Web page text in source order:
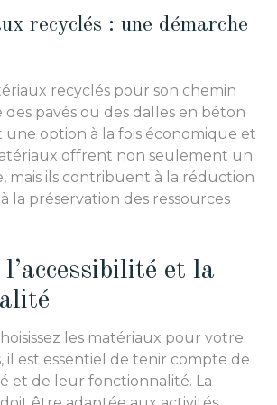
recyclés : une démarche
recyclés pour son chemin
des pavés ou des dalles en béton
une option à la fois économique et
offrent non seulement un
mais ils contribuent à la réduction
la préservation des ressources
et la
les matériaux pour votre
il est essentiel de tenir compte de
et de leur fonctionnalité. La